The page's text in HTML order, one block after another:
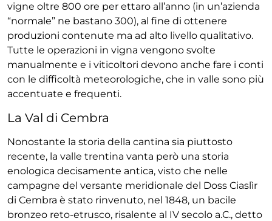
vigne oltre 800 ore per ettaro all’anno (in un’azienda
“normale” ne bastano 300), al fine di ottenere
produzioni contenute ma ad alto livello qualitativo.
Tutte le operazioni in vigna vengono svolte
manualmente e i viticoltori devono anche fare i conti
con le difficoltà meteorologiche, che in valle sono più
accentuate e frequenti.
La Val di Cembra
Nonostante la storia della cantina sia piuttosto
recente, la valle trentina vanta però una storia
enologica decisamente antica, visto che nelle
campagne del versante meridionale del Doss Ciaslìr
di Cembra è stato rinvenuto, nel 1848, un bacile
bronzeo reto-etrusco, risalente al IV secolo a.C., detto